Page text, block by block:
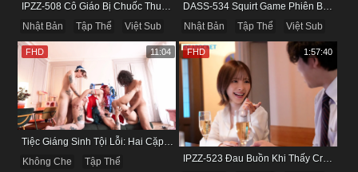
IPZZ-508 Cô Giáo Bị Chuốc Thuốc Khi Đi Thăm Học Sinh
Nhật Bản
Tập Thể Việt Sub
DASS-534 Squirt Game Phiên Bản Làm Tình Tập Thể
Nhật Bản
Tập Thể Việt Sub
Tiệc Giáng Sinh Tội Lỗi: Hai Cặp Đôi Đổi Bạn Đời Để Ân Ái Tập Thể
Không Che
Tập Thể
FHD 11:04
IPZZ-523 Đau Buồn Khi Thấy Crush Bị Hai Tên Sếp Địt Khi Đi Công Tác
FHD 1:57:40